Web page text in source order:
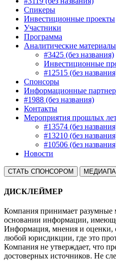
Спикеры
Инвестиционные проекты
Участники
Программа
Аналитические материалы
#3425 (без названия)
Инвестиционные
#12515 (без
Спонсоры
Информационные
#1988 (без названия)
Контакты
Мероприятия прошлых
#13574 (без
#13210 (без
#10506 (без
Новости
СТАТЬ СПОНСОРОМ
ДИСКЛЕЙМЕР
Компания принимает разумные
основании информации,
Информация, мнения и оценки,
любой юрисдикции, где это
Компания не утверждает, что
достоверных источников. Не